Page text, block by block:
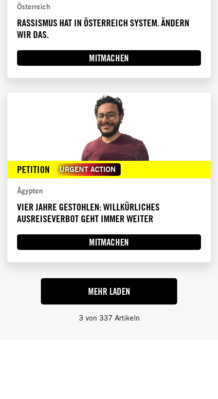
Österreich
RASSISMUS HAT IN ÖSTERREICH SYSTEM. ÄNDERN
WIR DAS.
MITMACHEN
PETITION URGENT ACTION
Ägypten
VIER JAHRE GESTOHLEN: WILLKÜRLICHES
AUSREISEVERBOT GEHT IMMER WEITER
MITMACHEN
MEHR LADEN
3 von 337 Artikeln